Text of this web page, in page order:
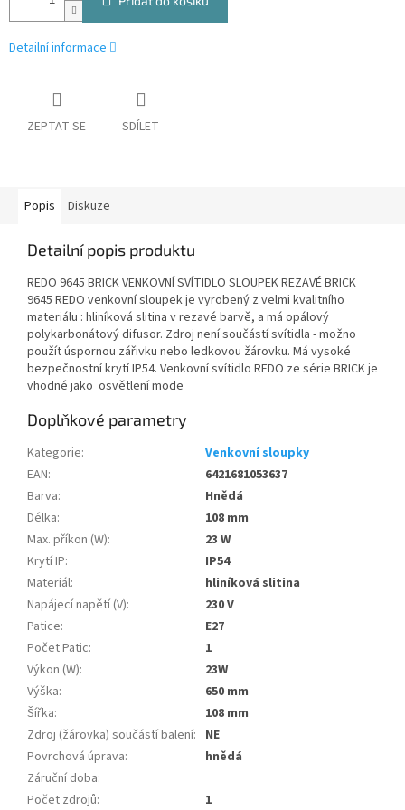
Detailní informace
ZEPTAT SE SDÍLET
Popis Diskuze
Detailní popis produktu
REDO 9645 BRICK VENKOVNÍ SVÍTIDLO SLOUPEK REZAVÉ BRICK
9645 REDO venkovní sloupek je vyrobený z velmi kvalitního
materiálu : hliníková slitina v rezavé barvě, a má opálový
polykarbonátový difusor. Zdroj není součástí svítidla - možno
použít úspornou zářivku nebo ledkovou žárovku. Má vysoké
bezpečnostní krytí IP54. Venkovní svítidlo REDO ze série BRICK je
vhodné jako osvětlení mode
Doplňkové parametry
Kategorie:
Venkovní sloupky
EAN:
6421681053637
Barva:
Hnědá
Délka:
108 mm
Max. příkon (W):
23 W
Krytí IP:
IP54
Materiál:
hliníková slitina
Napájecí napětí (V):
230 V
Patice:
E27
Počet Patic:
1
Výkon (W):
23W
Výška:
650 mm
Šířka:
108 mm
Zdroj (žárovka) součástí balení: NE
Povrchová úprava:
hnědá
Záruční doba:
Počet zdrojů: 1